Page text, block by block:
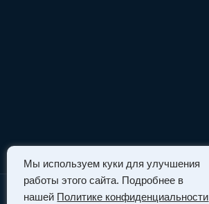
Мы используем куки для улучшения
работы этого сайта. Подробнее в
нашей Политике конфиденциальности